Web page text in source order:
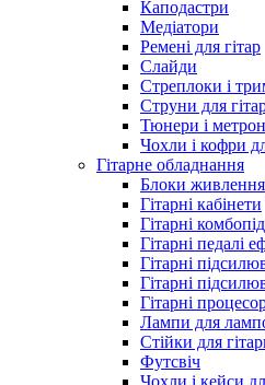
Каподастри
Медіатори
Ремені для гітар
Слайди
Стреплоки і
Струни для
Тюнери і
Чохли і кофри
Гітарне обладнання
Блоки живлення
Гітарні кабінети
Гітарні
Гітарні педалі
Гітарні
Гітарні
Гітарні
Лампи для
Стійки для
Футсвіч
Чохли і кейси